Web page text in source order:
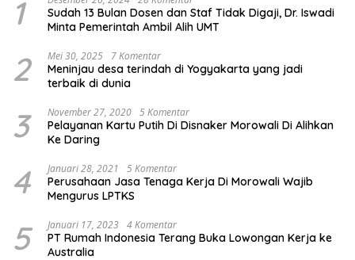
1
Sudah 13 Bulan Dosen dan Staf Tidak Digaji, Dr. Iswadi
Minta Pemerintah Ambil Alih UMT
2 Mei 30, 2025 7 Komentar
Meninjau desa terindah di Yogyakarta yang jadi
terbaik di dunia
3 November 27, 2020 5 Komentar
Pelayanan Kartu Putih Di Disnaker Morowali Di Alihkan
Ke Daring
4 Januari 28, 2021 5 Komentar
Perusahaan Jasa Tenaga Kerja Di Morowali Wajib
Mengurus LPTKS
5 Januari 17, 2023 4 Komentar
PT Rumah Indonesia Terang Buka Lowongan Kerja ke
Australia